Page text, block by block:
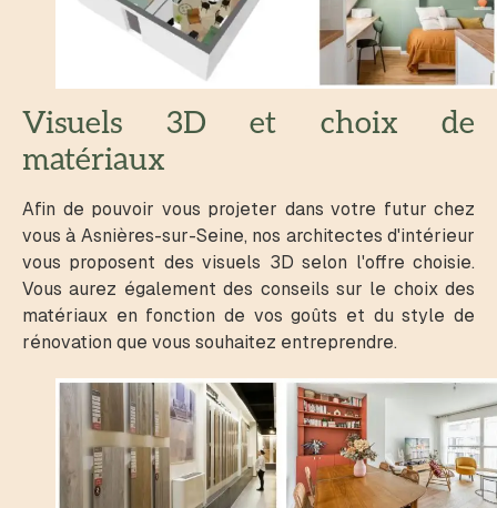
Visuels 3D et choix de
matériaux
Afin de pouvoir vous projeter dans votre futur chez
vous à Asnières-sur-Seine, nos architectes d'intérieur
vous proposent des visuels 3D selon l'offre choisie.
Vous aurez également des conseils sur le choix des
matériaux en fonction de vos goûts et du style de
rénovation que vous souhaitez entreprendre.